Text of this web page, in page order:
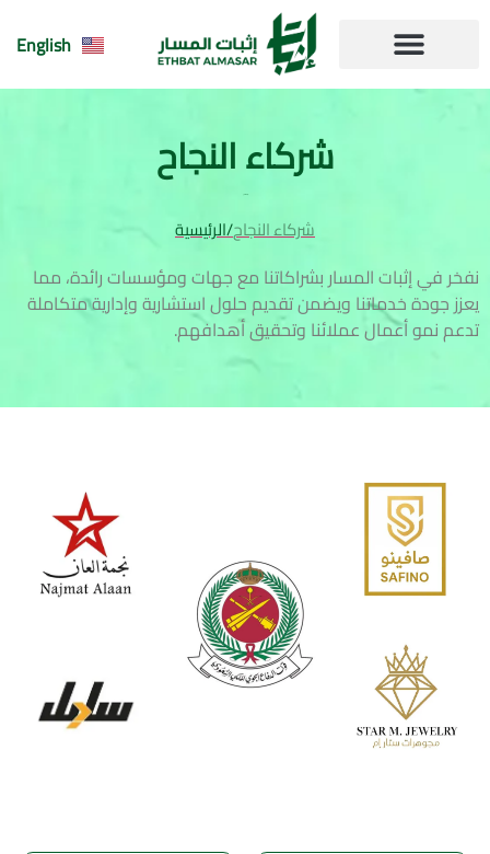
English
شركاء النجاح
شركاء النجاح
شركاء النجاح/الرئيسية
نفخر في إثبات المسار بشراكاتنا مع جهات ومؤسسات رائدة، مما
يعزز جودة خدماتنا ويضمن تقديم حلول استشارية وإدارية متكاملة
تدعم نمو أعمال عملائنا وتحقيق أهدافهم.